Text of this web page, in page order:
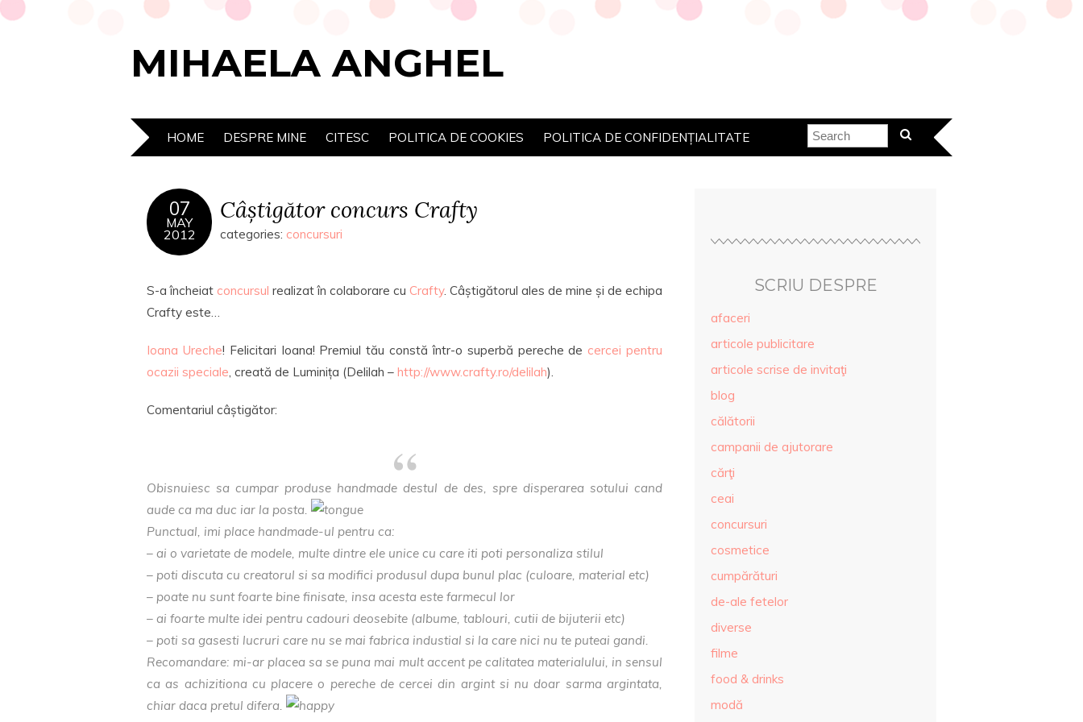
MIHAELA ANGHEL
HOME DESPRE MINE CITESC POLITICA DE COOKIES POLITICA DE CONFIDENȚIALITATE
07
MAY
2012
Câștigător concurs Crafty
categories: concursuri
S-a încheiat concursul realizat în colaborare cu Crafty. Câștigătorul ales de mine și de echipa
Crafty este…
Ioana Ureche! Felicitari Ioana! Premiul tău constă într-o superbă pereche de cercei pentru
ocazii speciale, creată de Luminița (Delilah – http://www.crafty.ro/delilah).
Comentariul câștigător:
Obisnuiesc sa cumpar produse handmade destul de des, spre disperarea sotului cand
aude ca ma duc iar la posta.
Punctual, imi place handmade-ul pentru ca:
– ai o varietate de modele, multe dintre ele unice cu care iti poti personaliza stilul
– poti discuta cu creatorul si sa modifici produsul dupa bunul plac (culoare, material etc)
– poate nu sunt foarte bine finisate, insa acesta este farmecul lor
– ai foarte multe idei pentru cadouri deosebite (albume, tablouri, cutii de bijuterii etc)
– poti sa gasesti lucruri care nu se mai fabrica industial si la care nici nu te puteai gandi.
Recomandare: mi-ar placea sa se puna mai mult accent pe calitatea materialului, in sensul
ca as achizitiona cu placere o pereche de cercei din argint si nu doar sarma argintata,
chiar daca pretul difera.
SCRIU DESPRE
afaceri
articole publicitare
articole scrise de invitaţi
blog
călătorii
campanii de ajutorare
cărţi
ceai
concursuri
cosmetice
cumpărături
de-ale fetelor
diverse
filme
food & drinks
modă